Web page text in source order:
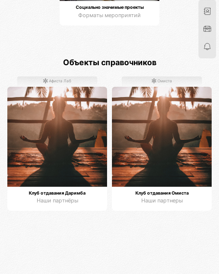
Социально значимые проекты
Форматы мероприятий
Объекты справочников
Афиста Лаб
Клуб отдавания Даримба
Наши партнёры
Омиста
Клуб отдавания Омиста
Наши партнеры